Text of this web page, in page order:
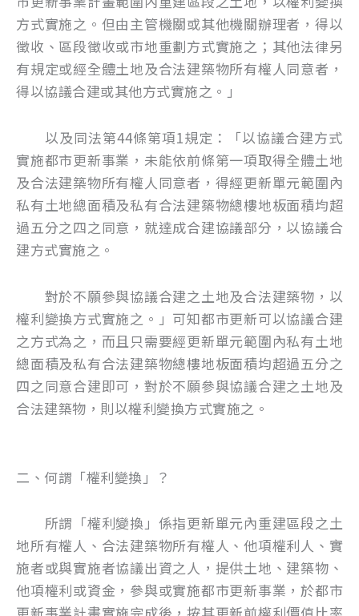
方式實施之。但由主管機關或其他機關辦理者，得以
徵收、區段徵收或市地重劃方式實施之；其他法律另
有規定或經全體土地及合法建築物所有權人同意者，
得以協議合建或其他方式實施之。」
以及同法第44條第項1規定：「以協議合建方式
實施都市更新事業，未能依前條第一項取得全體土地
及合法建築物所有權人同意者，得經更新單元範圍內
私有土地總面積及私有合法建築物總樓地板面積均超
過五分之四之同意，就達成合建協議部分，以協議合
建方式實施之。
對於不願參與協議合建之土地及合法建築物，以
權利變換方式實施之。」可知都市更新可以協議合建
之方式為之，而且只需要經更新單元範圍內私有土地
總面積及私有合法建築物總樓地板面積均超過五分之
四之同意合建即可，對於不願參與協議合建之土地及
合法建築物，則以權利變換方式實施之。
二、何謂「權利變換」？
所謂「權利變換」係指更新單元內重建區段之土
地所有權人、合法建築物所有權人、他項權利人、實
施者或與實施者協議出資之人，提供土地、建築物、
他項權利或資金，參與或實施都市更新事業，於都市